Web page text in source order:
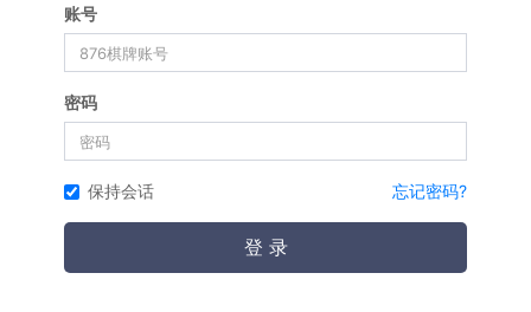
账号
密码
保持会话 忘记密码?
登 录